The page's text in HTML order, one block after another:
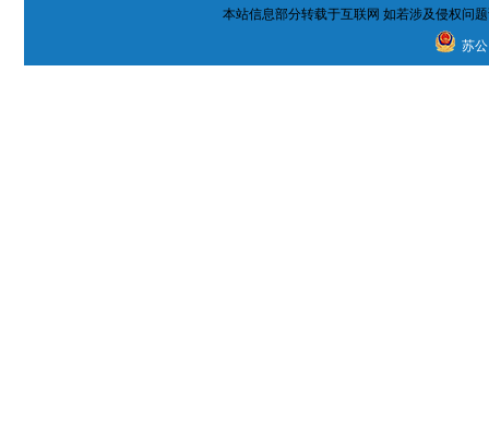
本站信息部分转载于互联网 如若涉及侵权问
苏公